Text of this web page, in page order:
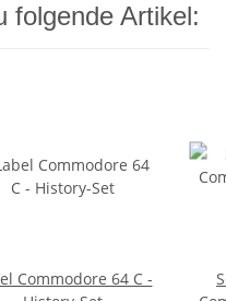
folgende Artikel:
Commodore 64 C -